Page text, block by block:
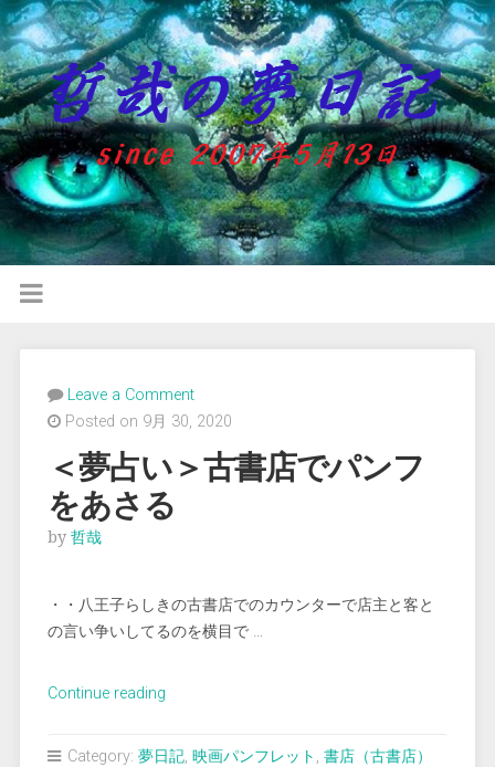
Leave a Comment
Posted on 9月 30, 2020
＜夢占い＞古書店でパンフ
をあさる
by 哲哉
・・八王子らしきの古書店でのカウンターで店主と客と
の言い争いしてるのを横目で …
Continue reading“＜
占
Category: 夢日記, 映画パンフレット , 書店（古書店）